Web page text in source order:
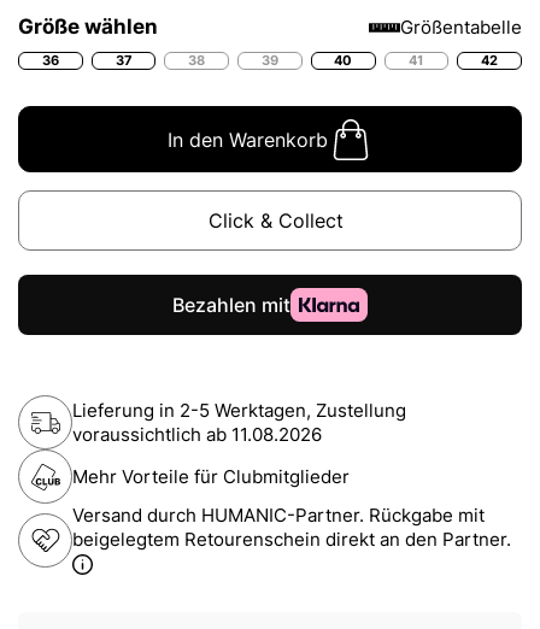
Größe wählen Größentabelle
36 37 38 39 40 41 42
In den Warenkorb
Click & Collect
Lieferung in 2-5 Werktagen, Zustellung
voraussichtlich ab 11.08.2026
Mehr Vorteile für Clubmitglieder
Versand durch HUMANIC-Partner. Rückgabe mit
beigelegtem Retourenschein direkt an den Partner.